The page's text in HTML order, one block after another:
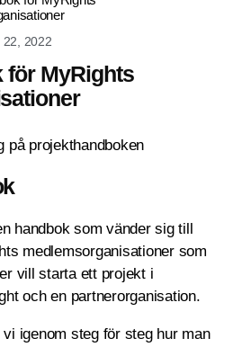
22, 2022
för MyRights
handbok som vänder sig till
medlemsorganisationer som
vill starta ett projekt i
och en partnerorganisation.
vi igenom steg för steg hur man